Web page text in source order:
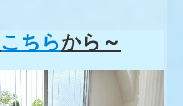
こちらから～